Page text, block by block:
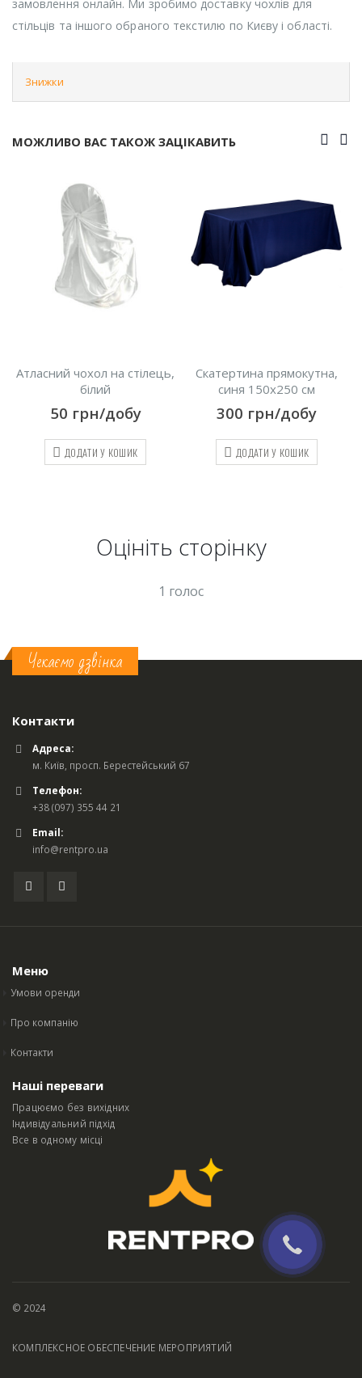
замовлення онлайн. Ми зробимо доставку чохлів для
стільців та іншого обраного текстилю по Києву і області.
Знижки
МОЖЛИВО ВАС ТАКОЖ ЗАЦІКАВИТЬ
Скатертина прямокутна,
синя 150х250 см
300грн/добу
ДОДАТИ У КОШИК
Серветка червона,
габардин
25 грн/добу
ДОДАТИ У КОШИК
Оцініть cторінку
1 голос
Чекаємо дзвінка
Контакти
Адреса:
м. Київ, просп. Берестейський 67
Телефон:
+38 (097) 355 44 21
Email:
info@rentpro.ua
Меню
Умови оренди
Про компанію
Контакти
Наші переваги
Працюємо без вихідних
Індивідуальний підхід
Все в одному місці
© 2024
КОМПЛЕКСНОЕ ОБЕСПЕЧЕНИЕ МЕРОПРИЯТИЙ